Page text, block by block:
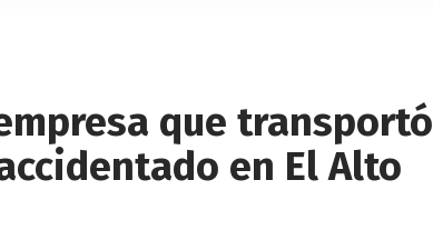
que transportó
en El Alto